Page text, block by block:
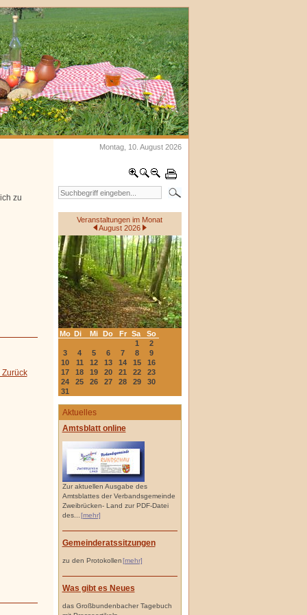
Montag, 10. August 2026
Veranstaltungen im Monat
August 2026
Mo Di Mi Do Fr Sa
So
1
2
3
4 5 6 7 8
9
10
11 12 13 14 15
16
17
18 19 20 21 22
23
24
25 26 27 28 29
30
31
Aktuelles
Amtsblatt online
Zur aktuellen Ausgabe des
Amtsblattes der Verbandsgemeinde
Zweibrücken- Land zur PDF-Datei
des...
[mehr]
Gemeinderatssitzungen
zu den Protokollen[mehr]
Was gibt es Neues
das Großbundenbacher Tagebuch
zu
Zurück